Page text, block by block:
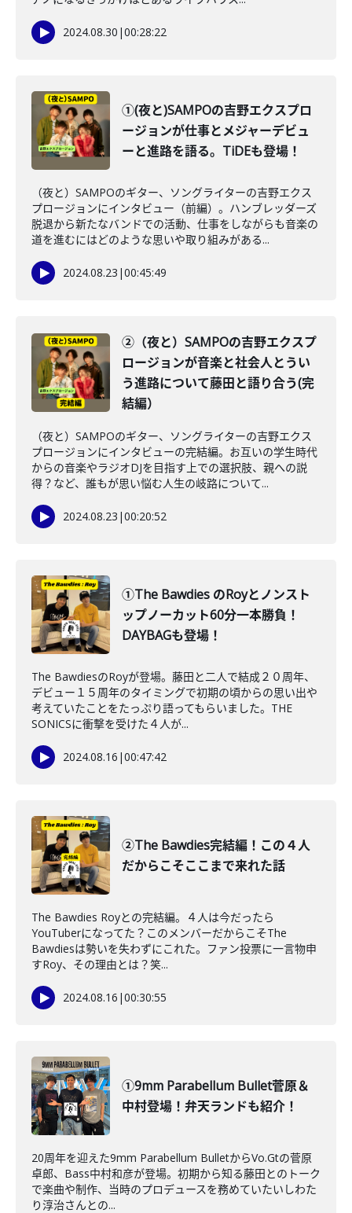
2024.08.30 |00:28:22
①(夜と)SAMPOの吉野エクスプロ
ージョンが仕事とメジャーデビュ
ーと進路を語る。TiDEも登場！
（夜と）SAMPOのギター、ソングライターの吉野エクス
プロージョンにインタビュー（前編）。ハンブレッダーズ
脱退から新たなバンドでの活動、仕事をしながらも音楽の
道を進むにはどのような思いや取り組みがある...
2024.08.23 |00:45:49
②（夜と）SAMPOの吉野エクスプ
ロージョンが音楽と社会人とうい
う進路について藤田と語り合う(完
結編）
（夜と）SAMPOのギター、ソングライターの吉野エクス
プロージョンにインタビューの完結編。お互いの学生時代
からの音楽やラジオDJを目指す上での選択肢、親への説
得？など、誰もが思い悩む人生の岐路について...
2024.08.23 |00:20:52
①The Bawdies のRoyとノンスト
ップノーカット60分一本勝負！
DAYBAGも登場！
The BawdiesのRoyが登場。藤田と二人で結成２０周年、
デビュー１５周年のタイミングで初期の頃からの思い出や
考えていたことをたっぷり語ってもらいました。THE
SONICSに衝撃を受けた４人が...
2024.08.16 |00:47:42
②The Bawdies完結編！この４人
だからこそここまで来れた話
The Bawdies Royとの完結編。４人は今だったら
YouTuberになってた？このメンバーだからこそThe
Bawdiesは勢いを失わずにこれた。ファン投票に一言物申
すRoy、その理由とは？笑...
2024.08.16 |00:30:55
①9mm Parabellum Bullet菅原＆
中村登場！弁天ランドも紹介！
20周年を迎えた9mm Parabellum BulletからVo.Gtの菅原
卓郎、Bass中村和彦が登場。初期から知る藤田とのトーク
で楽曲や制作、当時のプロデュースを務めていたいしわた
り淳治さんとの...